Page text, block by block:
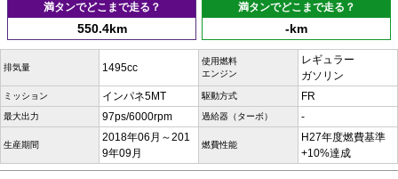
満タンでどこまで走る？
550.4km
満タンでどこまで走る？
-km
排気量 1495cc
使用燃料
エンジン
レギュラー
ガソリン
ミッション インパネ5MT 駆動方式 FR
最大出力 97ps/6000rpm 過給器（ターボ） -
生産期間
2018年06月～201
9年09月
燃費性能
H27年度燃費基準
+10%達成